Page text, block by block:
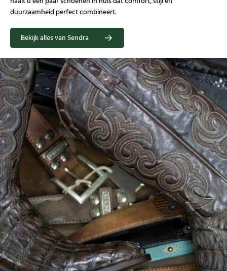
duurzaamheid perfect combineert.
Bekijk alles van Sendra